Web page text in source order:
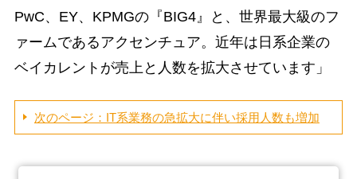
PwC、EY、KPMGの『BIG4』と、世界最大級のフ
ァームであるアクセンチュア。近年は日系企業の
ベイカレントが売上と人数を拡大させています」
次のページ：IT系業務の急拡大に伴い採用人数も増加